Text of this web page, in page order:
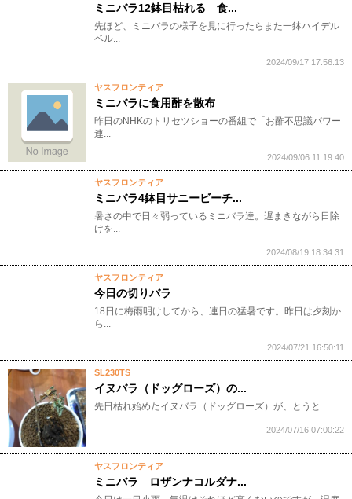
ミニバラ12鉢目枯れる 食...
先ほど、ミニバラの様子を見に行ったらまた一鉢ハイデル
ベル...
2024/09/17 17:56:13
ヤスフロンティア
ミニバラに食用酢を散布
昨日のNHKのトリセツショーの番組で「お酢不思議パワー
連...
2024/09/06 11:19:40
ヤスフロンティア
ミニバラ4鉢目サニービーチ...
暑さの中で日々弱っているミニバラ達。遅まきながら日除
けを...
2024/08/19 18:34:31
ヤスフロンティア
今日の切りバラ
18日に梅雨明けしてから、連日の猛暑です。昨日は夕刻か
ら...
2024/07/21 16:50:11
SL230TS
イヌバラ（ドッグローズ）の...
先日枯れ始めたイヌバラ（ドッグローズ）が、とうと...
2024/07/16 07:00:22
ヤスフロンティア
ミニバラ ロザンナコルダナ...